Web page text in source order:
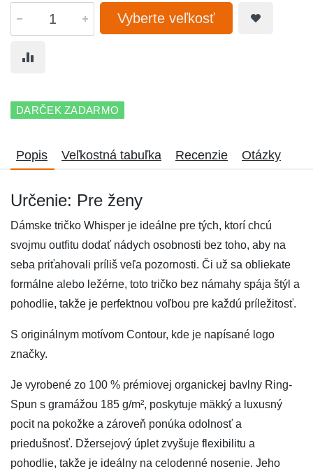
Vyberte veľkosť
DARČEK ZADARMO
Popis Veľkostná tabuľka Recenzie Otázky
Určenie: Pre ženy
Dámske tričko Whisper je ideálne pre tých, ktorí chcú
svojmu outfitu dodať nádych osobnosti bez toho, aby na
seba priťahovali príliš veľa pozornosti. Či už sa obliekate
formálne alebo ležérne, toto tričko bez námahy spája štýl a
pohodlie, takže je perfektnou voľbou pre každú príležitosť.
S originálnym motívom Contour, kde je napísané logo
značky.
Je vyrobené zo 100 % prémiovej organickej bavlny Ring-
Spun s gramážou 185 g/m², poskytuje mäkký a luxusný
pocit na pokožke a zároveň ponúka odolnosť a
priedušnosť. Džersejový úplet zvyšuje flexibilitu a
pohodlie, takže je ideálny na celodenné nosenie. Jeho